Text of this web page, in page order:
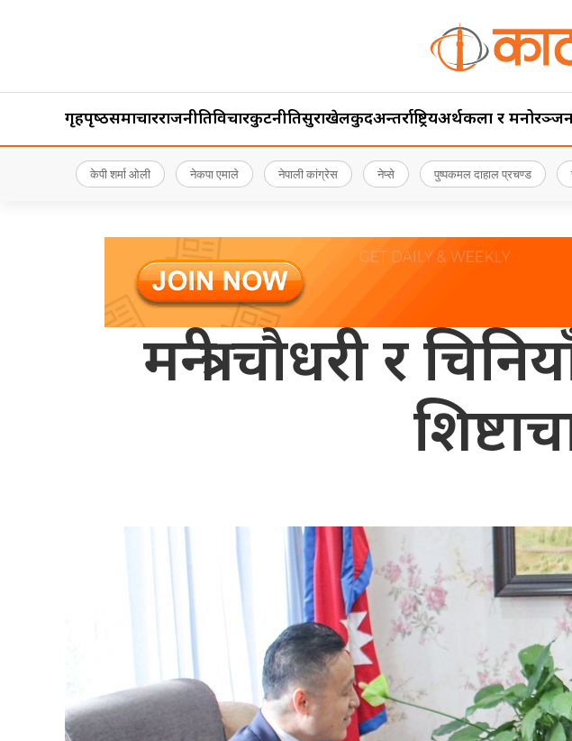
गृहपृष्‍ठसमाचारराजनीतिविचारकुटनीतिसुरक्षाखेलकुदअन्तर्राष्ट्रियअर्थकला र
केपी शर्मा ओली नेकपा एमाले नेपाली कांग्रेस नेप्से पुष्पकमल दाहाल प्रचण्ड
मन्त्री चौधरी र